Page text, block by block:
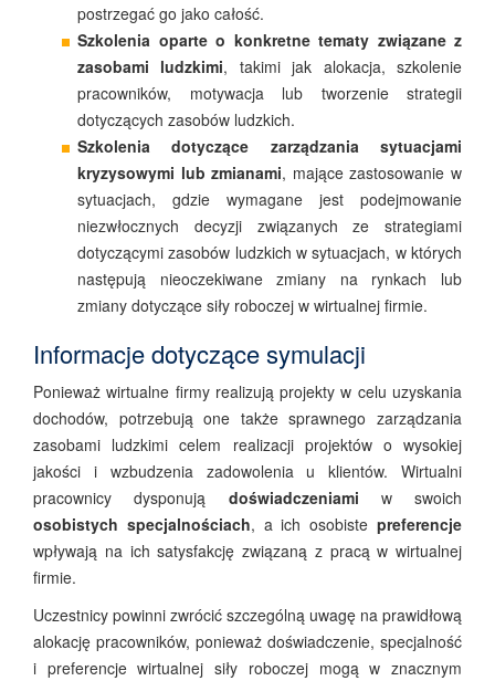
postrzegać go jako całość.
Szkolenia oparte o konkretne tematy związane z
zasobami ludzkimi, takimi jak alokacja, szkolenie
pracowników, motywacja lub tworzenie strategii
dotyczących zasobów ludzkich.
Szkolenia dotyczące zarządzania sytuacjami
kryzysowymi lub zmianami, mające zastosowanie w
sytuacjach, gdzie wymagane jest podejmowanie
niezwłocznych decyzji związanych ze strategiami
dotyczącymi zasobów ludzkich w sytuacjach, w których
następują nieoczekiwane zmiany na rynkach lub
zmiany dotyczące siły roboczej w wirtualnej firmie.
Informacje dotyczące symulacji
Ponieważ wirtualne firmy realizują projekty w celu uzyskania
dochodów, potrzebują one także sprawnego zarządzania
zasobami ludzkimi celem realizacji projektów o wysokiej
jakości i wzbudzenia zadowolenia u klientów. Wirtualni
pracownicy dysponują doświadczeniami w swoich
osobistych specjalnościach, a ich osobistepreferencje
wpływają na ich satysfakcję związaną z pracą w wirtualnej
firmie.
Uczestnicy powinni zwrócić szczególną uwagę na prawidłową
alokację pracowników, ponieważ doświadczenie, specjalność
i preferencje wirtualnej siły roboczej mogą w znacznym